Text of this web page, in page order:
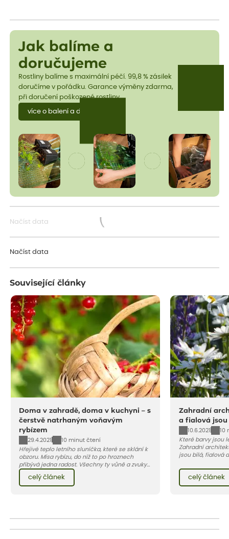
Jak balíme a
doručujeme
Rostliny balíme s maximální péčí. 99,8 % zásilek
doručíme v pořádku. Garance výměny zdarma,
při doručení poškozené rostliny.
více o balení a dopravě
Načíst data
Načíst data
Související články
Doma v zahradě, doma v kuchyni – s
čerstvě natrhaným voňavým
rybízem
29.4.2021
10 minut čtení
Hřejivé teplo letního sluníčka, které se sklání k
obzoru. Mísa rybízu, do níž to po hroznech
přibývá jedna radost. Všechny ty vůně a zvuky
červencové zahrady. Sklizeň rybízu do kuchyně
vnese neuvěřitelný klid a radost. A taky trochu
bezstarostnosti dětství při mlsání babiččina
celý článek
Zahradní
a fialová jsou
10.6.2021
10
Které barvy jsou
Zahradní
jsou bílá, fialová
záhon, terasu či
obléknout i vy.
celý článek